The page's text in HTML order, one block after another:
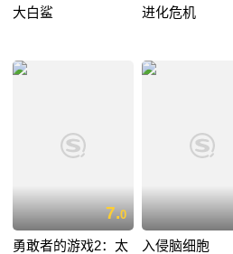
大白鲨 进化危机
7.0
勇敢者的游戏2：太
入侵脑细胞